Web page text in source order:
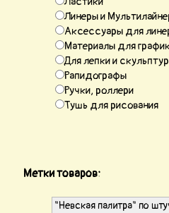
Линеры и
Аксессуары для
Материалы для
Для лепки и
Рапидографы
Ручки, роллери
Тушь для рисования
Метки товаров:
"Невская палитра" по